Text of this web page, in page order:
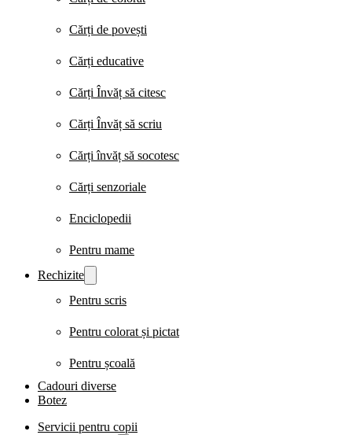
Cărți de povești
Cărți educative
Cărți Învăț să citesc
Cărți Învăț să scriu
Cărți învăț să socotesc
Cărți senzoriale
Enciclopedii
Pentru mame
Rechizite
Pentru scris
Pentru colorat și pictat
Pentru școală
Cadouri diverse
Botez
Servicii pentru copii